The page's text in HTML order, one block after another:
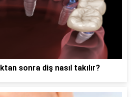
sonra diş nasıl takılır?